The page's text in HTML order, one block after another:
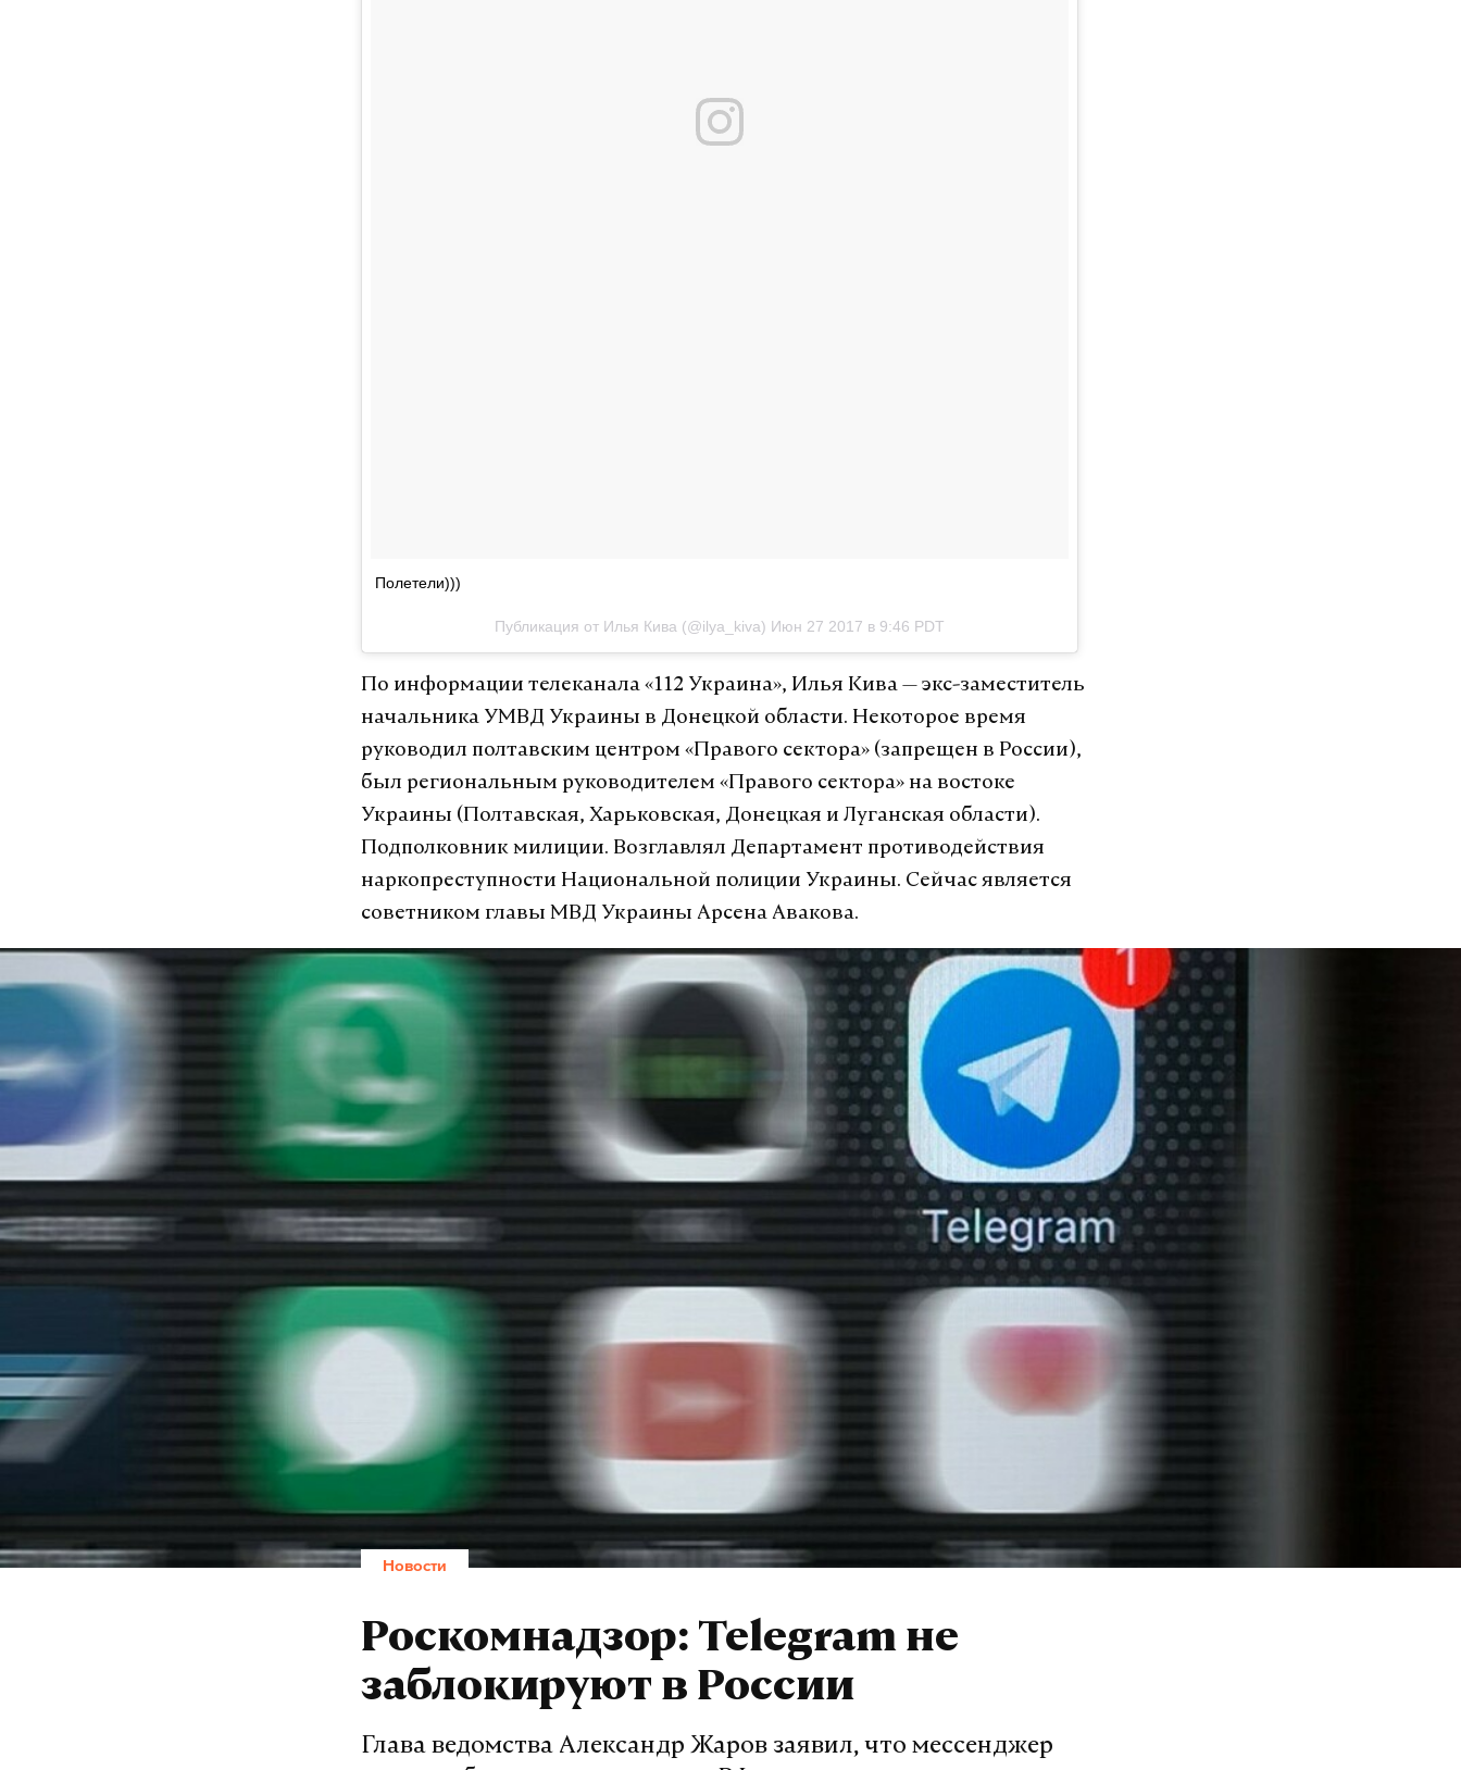
Полетели)))
Публикация от Илья Кива (@ilya_kiva) Июн 27 2017 в 9:46 PDT
По информации телеканала «112 Украина», Илья Кива — экс-заместитель
начальника УМВД Украины в Донецкой области. Некоторое время
руководил полтавским центром «Правого сектора» (запрещен в России),
был региональным руководителем «Правого сектора» на востоке
Украины (Полтавская, Харьковская, Донецкая и Луганская области).
Подполковник милиции. Возглавлял Департамент противодействия
наркопреступности Национальной полиции Украины. Сейчас является
советником главы МВД Украины Арсена Авакова.
Новости
Роскомнадзор: Telegram не
заблокируют в России
Глава ведомства Александр Жаров заявил, что мессенджер